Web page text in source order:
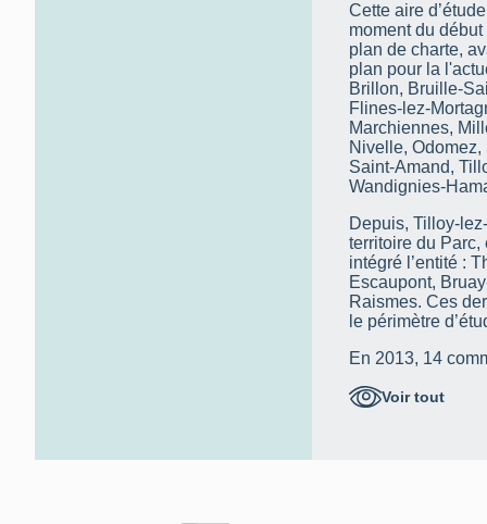
Cette aire
moment du
plan de charte,
plan pour la
Brillon, Bruille-
Flines-lez-
Marchiennes,
Nivelle,
Saint-Amand,
Wandignies-
Depuis, Tilloy-
territoire du
intégré l’entité :
Escaupont,
Raismes. Ces
le périmètre
En 2013, 14 communes - plutôt
architectural. S'y
Voir tout